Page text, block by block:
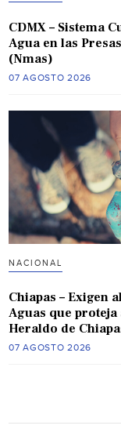
CDMX – Sistema
Agua en las
(Nmas)
07 AGOSTO 2026
NACIONAL
Chiapas – Exigen
Aguas que
Heraldo de
07 AGOSTO 2026